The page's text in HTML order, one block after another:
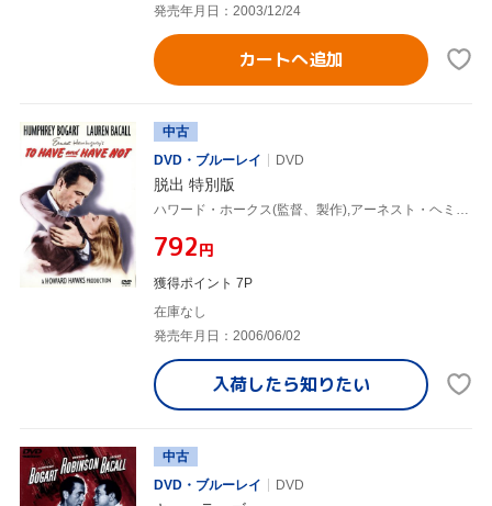
発売年月日：2003/12/24
カートへ追加
中古
DVD・ブルーレイ
DVD
脱出 特別版
¥792円
獲得ポイント 7P
在庫なし
発売年月日：2006/06/02
入荷したら知りたい
中古
DVD・ブルーレイ
DVD